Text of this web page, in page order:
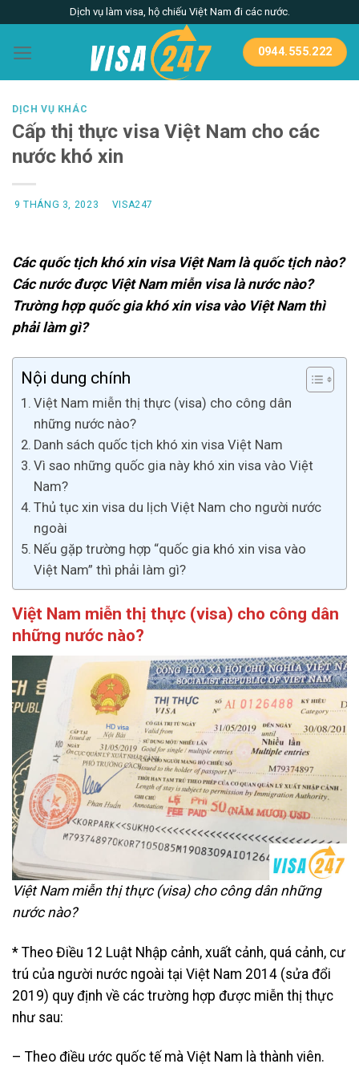
content
Dịch vụ làm visa, hộ chiếu Việt Nam đi các nước.
0944.555.222
DỊCH VỤ KHÁC
Cấp thị thực visa Việt Nam cho các
nước khó xin
9 THÁNG 3, 2023 VISA247
Các quốc tịch khó xin visa Việt Nam là quốc tịch nào?
Các nước được Việt Nam miễn visa là nước nào?
Trường hợp quốc gia khó xin visa vào Việt Nam thì
phải làm gì?
Nội dung chính
Việt Nam miễn thị thực (visa) cho công dân
những nước nào?
Danh sách quốc tịch khó xin visa Việt Nam
Vì sao những quốc gia này khó xin visa vào Việt
Nam?
Thủ tục xin visa du lịch Việt Nam cho người nước
ngoài
Nếu gặp trường hợp “quốc gia khó xin visa vào
Việt Nam” thì phải làm gì?
Việt Nam miễn thị thực (visa) cho công dân
những nước nào?
Việt Nam miễn thị thực (visa) cho công dân những
nước nào?
* Theo Điều 12 Luật Nhập cảnh, xuất cảnh, quá cảnh, cư
trú của người nước ngoài tại Việt Nam 2014 (sửa đổi
2019) quy định về các trường hợp được miễn thị thực
như sau:
– Theo điều ước quốc tế mà Việt Nam là thành viên.